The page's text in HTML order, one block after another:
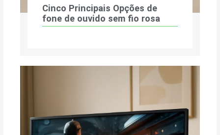
Cinco Principais Opções de
fone de ouvido sem fio rosa